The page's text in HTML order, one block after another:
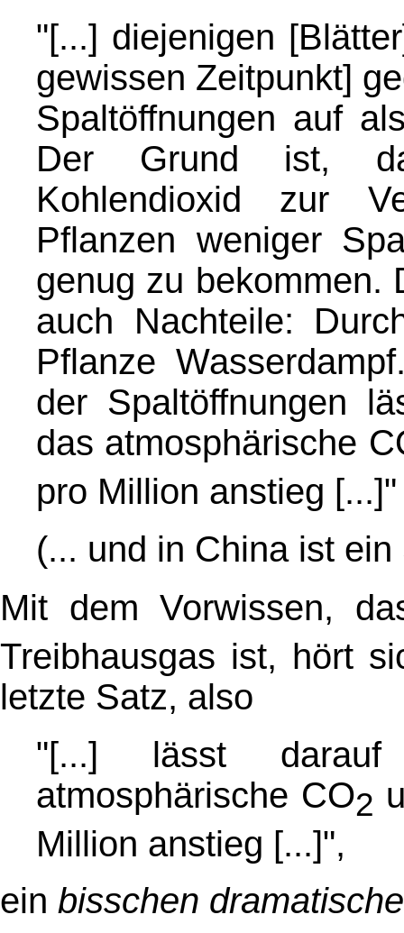
"[...] diejenigen
gewissen Zeitpunkt]
Spaltöffnungen auf
Der Grund ist,
Kohlendioxid zur
Pflanzen weniger
genug zu bekommen.
auch Nachteile:
Pflanze
der Spaltöffnungen
das atmosphärische
pro Million anstieg [...]"
(... und in China ist
Mit dem Vorwissen,
Treibhausgas ist, hört
letzte Satz, also
"[...] lässt
atmosphärische CO2
Million anstieg [...]",
ein bisschen